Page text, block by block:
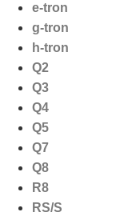
e-tron
g-tron
h-tron
Q2
Q3
Q4
Q5
Q7
Q8
R8
RS/S